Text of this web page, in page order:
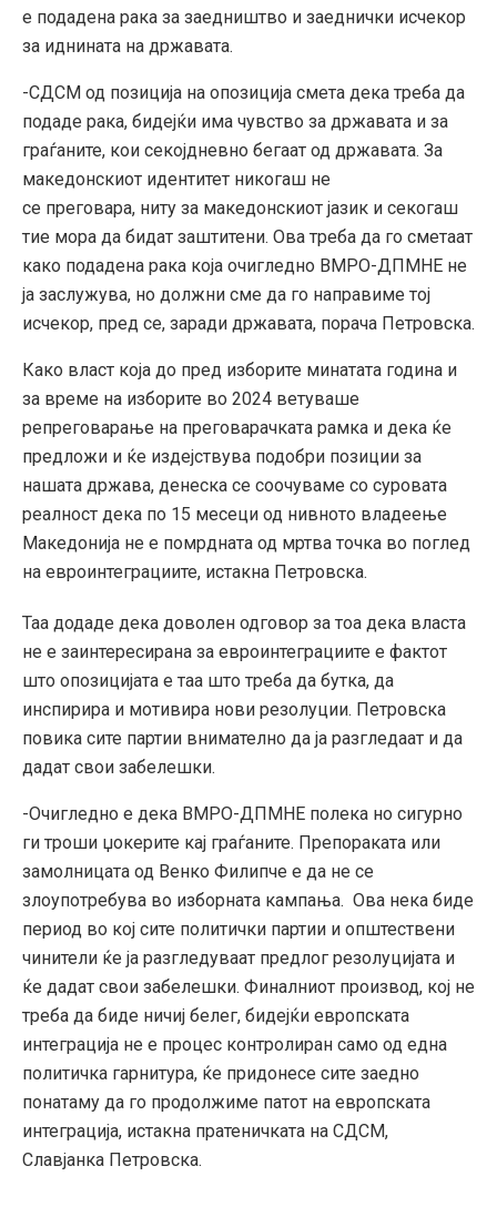
е подадена рака за заедништво и заеднички исчекор
за иднината на државата.
-СДСМ од позиција на опозиција смета дека треба да
подаде рака, бидејќи има чувство за државата и за
граѓаните, кои секојдневно бегаат од државата. За
македонскиот идентитет никогаш не
се преговара, ниту за македонскиот јазик и секогаш
тие мора да бидат заштитени. Ова треба да го сметаат
како подадена рака која очигледно ВМРО-ДПМНЕ не
ја заслужува, но должни сме да го направиме тој
исчекор, пред се, заради државата, порача Петровска.
Како власт која до пред изборите минатата година и
за време на изборите во 2024 ветуваше
репреговарање на преговарачката рамка и дека ќе
предложи и ќе издејствува подобри позиции за
нашата држава, денеска се соочуваме со суровата
реалност дека по 15 месеци од нивното владеење
Македонија не е помрдната од мртва точка во поглед
на евроинтеграциите, истакна Петровска.
Таа додаде дека доволен одговор за тоа дека власта
не е заинтересирана за евроинтеграциите е фактот
што опозицијата е таа што треба да бутка, да
инспирира и мотивира нови резолуции. Петровска
повика сите партии внимателно да ја разгледаат и да
дадат свои забелешки.
-Очигледно е дека ВМРО-ДПМНЕ полека но сигурно
ги троши џокерите кај граѓаните. Препораката или
замолницата од Венко Филипче е да не се
злоупотребува во изборната кампања. Ова нека биде
период во кој сите политички партии и општествени
чинители ќе ја разгледуваат предлог резолуцијата и
ќе дадат свои забелешки. Финалниот производ, кој не
треба да биде ничиј белег, бидејќи европската
интеграција не е процес контролиран само од една
политичка гарнитура, ќе придонесе сите заедно
понатаму да го продолжиме патот на европската
интеграција, истакна пратеничката на СДСМ,
Славјанка Петровска.